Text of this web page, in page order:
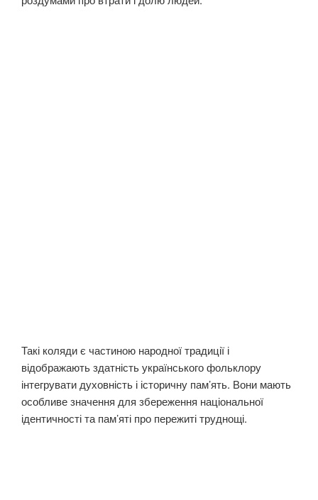
Такі коляди є частиною народної традиції і
відображають здатність українського фольклору
інтегрувати духовність і історичну пам’ять. Вони мають
особливе значення для збереження національної
ідентичності та пам’яті про пережиті труднощі.